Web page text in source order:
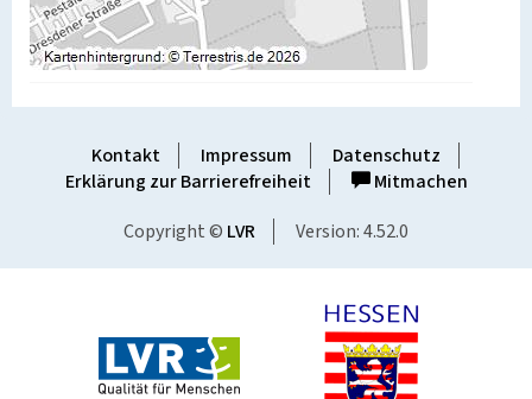
Kontakt Impressum
Datenschutz
Erklärung zur Barrierefreiheit
Mitmachen
Copyright © LVR Version: 4.52.0